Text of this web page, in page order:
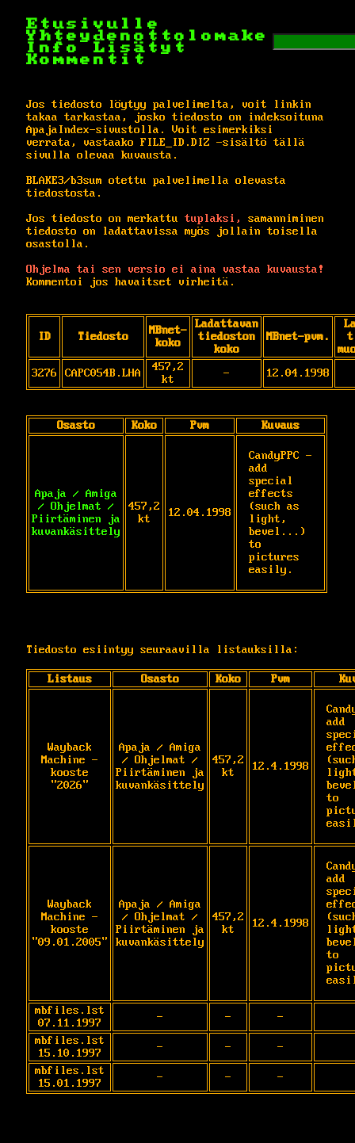
Etusivulle
Yhteydenottolomake
Info
Lisätyt
Kommentit
Jos tiedosto löytyy palvelimelta, voit linkin
takaa tarkastaa, josko tiedosto on indeksoituna
ApajaIndex-sivustolla. Voit esimerkiksi
verrata, vastaako FILE_ID.DIZ -sisältö tällä
sivulla olevaa kuvausta.
BLAKE3/b3sum otettu palvelimella olevasta
tiedostosta.
Jos tiedosto on merkattu tuplaksi,
samanniminen
tiedosto on ladattavissa myös jollain toisella
osastolla.
Ohjelma tai sen versio ei aina vastaa kuvausta!
Kommentoi jos havaitset virheitä.
ID Tiedosto
MBnet-
koko
Ladattavan
tiedoston
koko
MBnet-pvm.
3276
CAPC054B.LHA
457,2
kt
- 12.04.1998
Osasto Koko Pvm Kuvaus
Apaja / Amiga
/ Ohjelmat /
Piirtäminen ja
kuvankäsittely
457,2
kt
12.04.1998
CandyPPC -
add
special
effects
(such as
light,
bevel...)
to
pictures
easily.
Tiedosto esiintyy seuraavilla listauksilla:
Listaus Osasto Koko Pvm
Wayback
Machine -
kooste
"2026"
Apaja / Amiga
/ Ohjelmat /
Piirtäminen ja
kuvankäsittely
457,2
kt
12.4.1998
add
to
Wayback
Machine -
kooste
"09.01.2005"
Apaja / Amiga
/ Ohjelmat /
Piirtäminen ja
kuvankäsittely
457,2
kt
12.4.1998
add
to
mbfiles.lst
07.11.1997
- -
-
mbfiles.lst
15.10.1997
- -
-
mbfiles.lst
15.01.1997
- - -